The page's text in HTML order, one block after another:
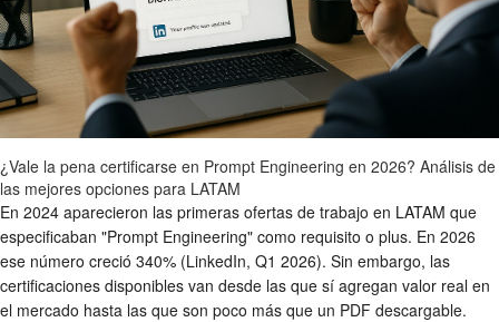
¿Vale la pena certificarse en Prompt Engineering en 2026? Análisis de
las mejores opciones para LATAM
En 2024 aparecieron las primeras ofertas de trabajo en LATAM que
especificaban "Prompt Engineering" como requisito o plus. En 2026
ese número creció 340% (LinkedIn, Q1 2026). Sin embargo, las
certificaciones disponibles van desde las que sí agregan valor real en
el mercado hasta las que son poco más que un PDF descargable.